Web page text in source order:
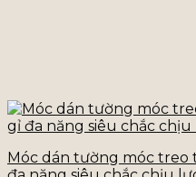
Móc dán tường móc